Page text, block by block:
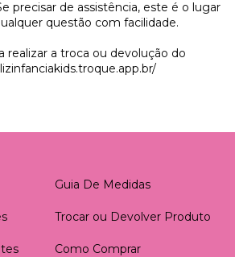
precisar de assistência, este é o lugar
questão com facilidade.
realizar a troca ou devolução do
Guia De Medidas
Trocar ou Devolver Produto
Como Comprar